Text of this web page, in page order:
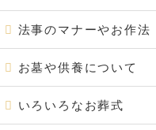
法事のマナーやお作法
お墓や供養について
いろいろなお葬式